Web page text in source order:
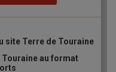
site Terre de Touraine
au format